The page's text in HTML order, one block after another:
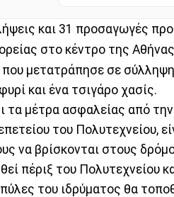
και 31 προσαγωγές
στο κέντρο της
μετατράπησε σε
και ένα τσιγάρο χασίς.
τα μέτρα ασφαλείας από
του Πολυτεχνείου,
να βρίσκονται στους
πέριξ του Πολυτεχνείου
του ιδρύματος θα